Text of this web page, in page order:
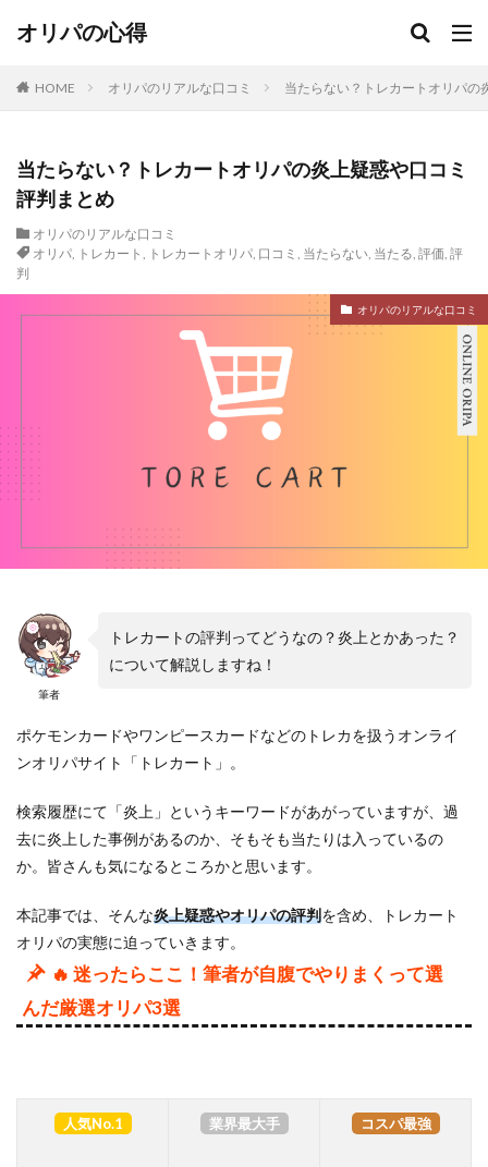
オリパの心得
HOME オリパのリアルな口コミ 当たらない？トレカートオリパの
当たらない？トレカートオリパの炎上疑惑や口コミ
評判まとめ
オリパのリアルな口コミ
オリパ, トレカート , トレカートオリパ, 口コミ , 当たらない, 当たる, 評価, 評
判
オリパのリアルな口コミ
筆者
トレカートの評判ってどうなの？炎上とかあった？
について解説しますね！
ポケモンカードやワンピースカードなどのトレカを扱うオンライ
ンオリパサイト「トレカート」。
検索履歴にて「炎上」というキーワードがあがっていますが、過
去に炎上した事例があるのか、そもそも当たりは入っているの
か。皆さんも気になるところかと思います。
本記事では、そんな炎上疑惑やオリパの評判を含め、トレカート
オリパの実態に迫っていきます。
🔥 迷ったらここ！筆者が自腹でやりまくって選
んだ厳選オリパ3選
人気No.1 業界最大手 コスパ最強